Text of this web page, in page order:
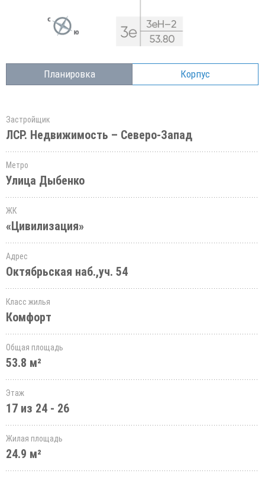
Планировка Корпус
Застройщик
ЛСР. Недвижимость – Северо-Запад
Метро
Улица Дыбенко
ЖК
«Цивилизация»
Адрес
Октябрьская наб.,уч. 54
Класс жилья
Комфорт
Общая площадь
53.8 м²
Этаж
17 из 24 - 26
Жилая площадь
24.9 м²